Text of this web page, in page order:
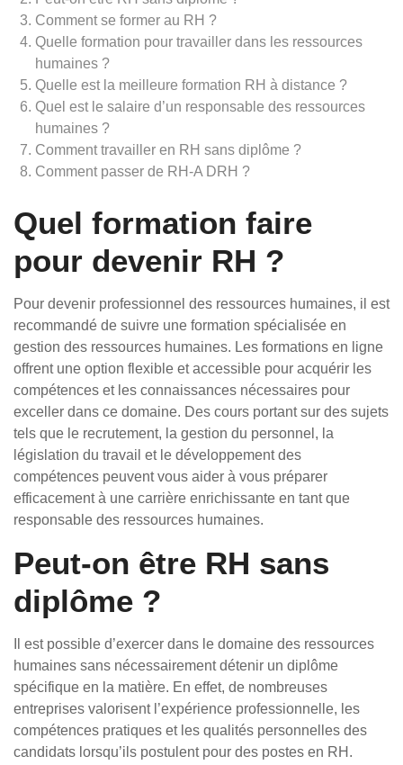
Comment se former au RH ?
Quelle formation pour travailler dans les ressources
humaines ?
Quelle est la meilleure formation RH à distance ?
Quel est le salaire d’un responsable des ressources
humaines ?
Comment travailler en RH sans diplôme ?
Comment passer de RH-A DRH ?
Quel formation faire
pour devenir RH ?
Pour devenir professionnel des ressources humaines, il est
recommandé de suivre une formation spécialisée en
gestion des ressources humaines. Les formations en ligne
offrent une option flexible et accessible pour acquérir les
compétences et les connaissances nécessaires pour
exceller dans ce domaine. Des cours portant sur des sujets
tels que le recrutement, la gestion du personnel, la
législation du travail et le développement des
compétences peuvent vous aider à vous préparer
efficacement à une carrière enrichissante en tant que
responsable des ressources humaines.
Peut-on être RH sans
diplôme ?
Il est possible d’exercer dans le domaine des ressources
humaines sans nécessairement détenir un diplôme
spécifique en la matière. En effet, de nombreuses
entreprises valorisent l’expérience professionnelle, les
compétences pratiques et les qualités personnelles des
candidats lorsqu’ils postulent pour des postes en RH.